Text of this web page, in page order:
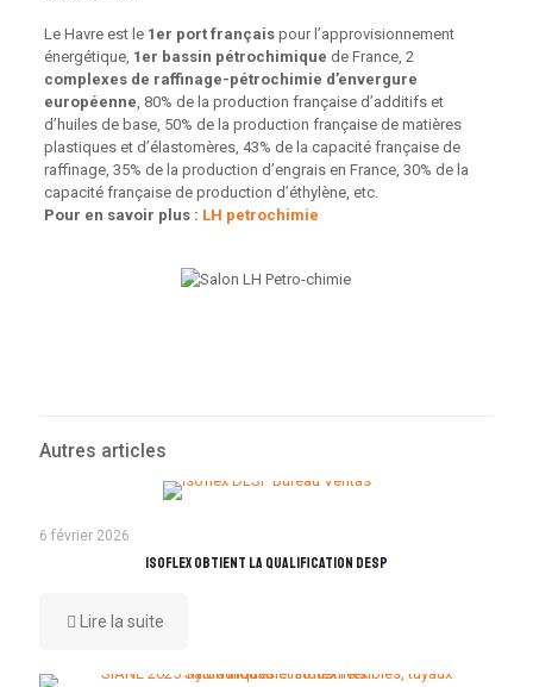
Le Havre est le1er port françaispour l’approvisionnement
énergétique, 1er bassin pétrochimique de France, 2
complexes de raffinage-pétrochimie d’envergure
européenne, 80% de la production française d’additifs et
d’huiles de base, 50% de la production française de matières
plastiques et d’élastomères, 43% de la capacité française de
raffinage, 35% de la production d’engrais en France, 30% de la
capacité française de production d’éthylène, etc.
Pour en savoir plus : LH petrochimie
Autres articles
6 février 2026
Isoflex obtient la qualification DESP
Lire la suite